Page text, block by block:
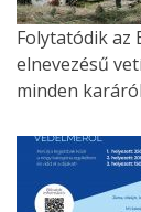
Folytatódik az
elnevezésű
minden